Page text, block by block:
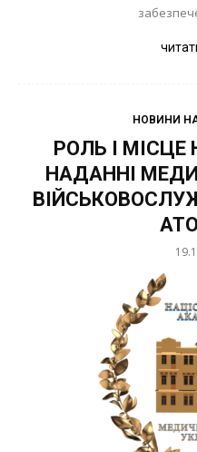
НОВИНИ
РОЛЬ І
НАДАННІ